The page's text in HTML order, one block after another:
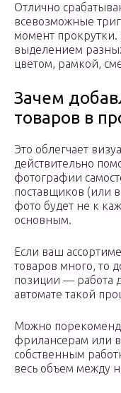
Отлично
всевозможные
момент прокрутки.
выделением
цветом, рамкой,
Зачем
товаров в
Это облегчает
действительно
фотографии
поставщиков (или
фото будет не к
основным.
Если ваш
товаров много, то
позиции — работа
автомате такой
Можно
фрилансерам или
собственным
весь объем между